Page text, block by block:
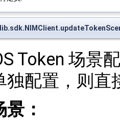
Token 场景
独配置，则
：